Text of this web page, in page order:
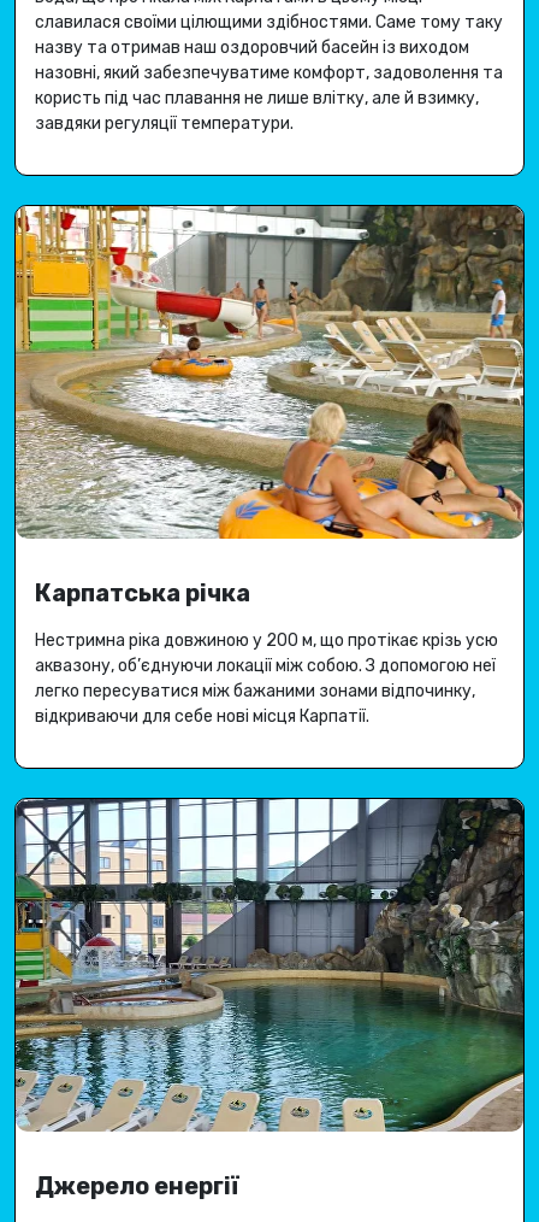
славилася своїми цілющими здібностями. Саме тому таку
назву та отримав наш оздоровчий басейн із виходом
назовні, який забезпечуватиме комфорт, задоволення та
користь під час плавання не лише влітку, але й взимку,
завдяки регуляції температури.
Карпатська річка
Нестримна ріка довжиною у 200 м, що протікає крізь усю
аквазону, об’єднуючи локації між собою.З допомогою неї
легко пересуватися між бажаними зонами відпочинку,
відкриваючи для себе нові місця Карпатії.
Джерело енергії